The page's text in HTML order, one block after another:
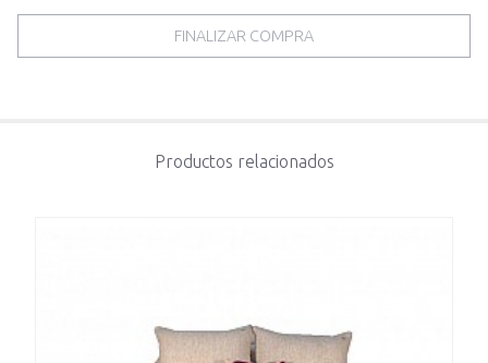
FINALIZAR COMPRA
Productos relacionados